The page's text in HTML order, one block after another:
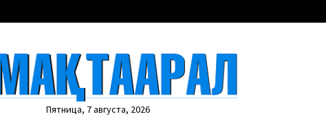
Пятница, 7 августа, 2026